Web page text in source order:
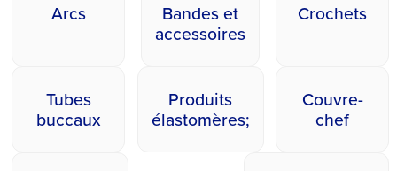
Arcs Bandes et
accessoires
Crochets
Tubes
buccaux
Produits
élastomères;
Couvre-
chef